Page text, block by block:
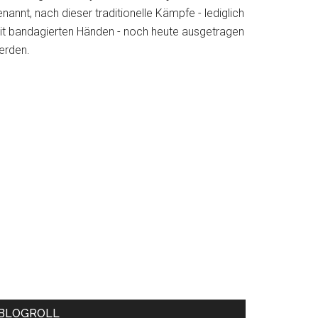
nach dieser traditionelle Kämpfe - lediglich
bandagierten Händen - noch heute ausgetragen